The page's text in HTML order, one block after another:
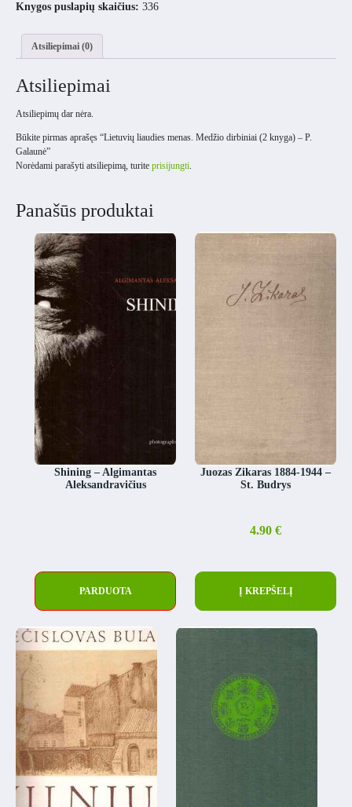
Knygos puslapių skaičius: 336
Atsiliepimai (0)
Atsiliepimai
Atsiliepimų dar nėra.
Būkite pirmas aprašęs “Lietuvių liaudies menas. Medžio dirbiniai (2 knyga) – P.
Galaunė”
Norėdami parašyti atsiliepimą, turite prisijungti.
Panašūs produktai
Shining – Algimantas
Aleksandravičius
PARDUOTA
Juozas Zikaras 1884-1944 –
St. Budrys
4.90€
Į KREPŠELĮ